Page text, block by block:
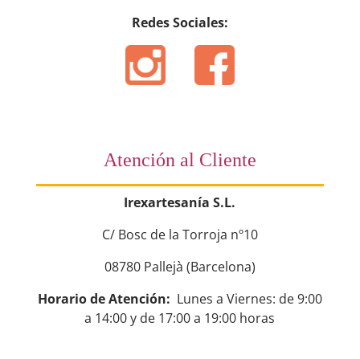
Redes Sociales:
Atención al Cliente
Irexartesanía S.L.
C/ Bosc de la Torroja nº10
08780 Pallejà (Barcelona)
Horario de Atención: Lunes a Viernes: de 9:00
a 14:00 y de 17:00 a 19:00 horas